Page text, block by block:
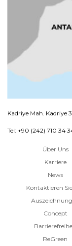
Kadriye Mah. Kadriye
Tel: +90 (242) 710 34
Über Uns
Karriere
News
Kontaktieren
Concept
ReGreen